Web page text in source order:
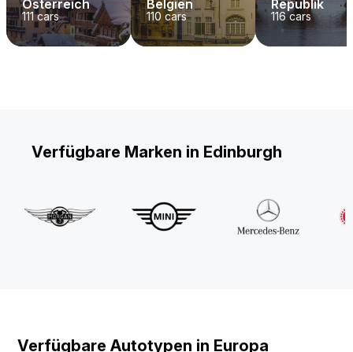
Österreich
111cars
Belgien
110 cars
Republik
116cars
Verfügbare Marken in Edinburgh
Verfügbare Autotypen in Europa